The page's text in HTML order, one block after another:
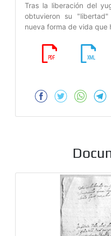
Tras la liberación del
obtuvieron su
nueva forma de vida que